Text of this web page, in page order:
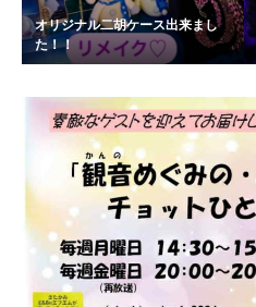
オリジナル二胡ケース出来まし
た！！